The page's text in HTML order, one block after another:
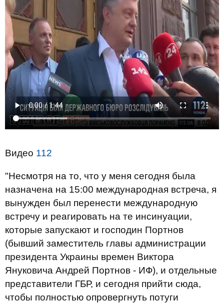
Видео 112
"Несмотря на то, что у меня сегодня была
назначена на 15:00 международная встреча, я
вынужден был перенести международную
встречу и реагировать на те инсинуации,
которые запускают и господин Портнов
(бывший заместитель главы администрации
президента Украины времен Виктора
Януковича Андрей Портнов - ИФ), и отдельные
представители ГБР, и сегодня прийти сюда,
чтобы полностью опровергнуть потуги